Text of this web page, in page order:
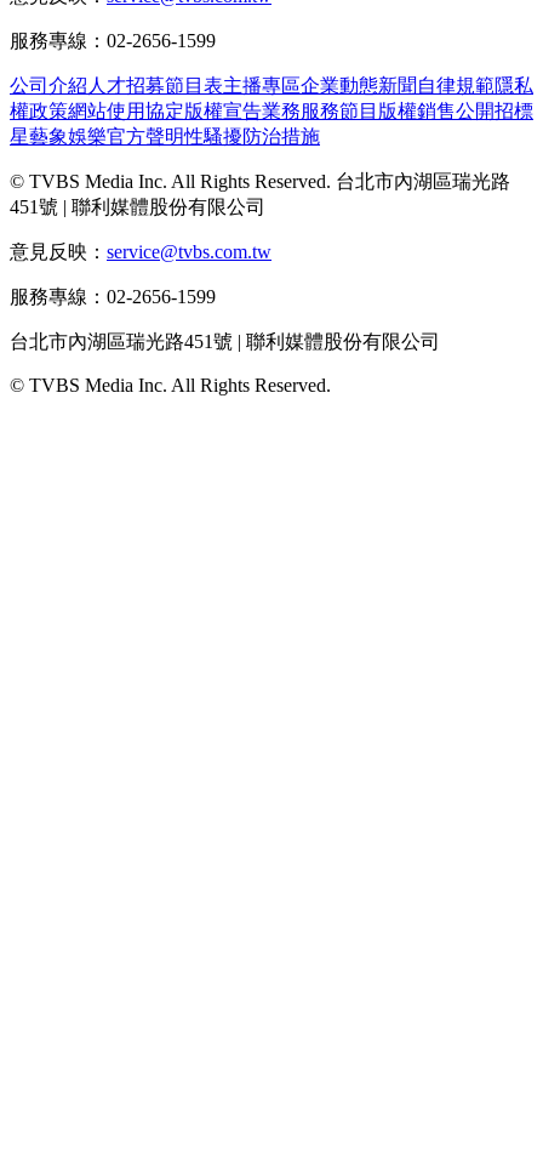
服務專線：02-2656-1599
公司介紹 人才招募節目表主播專區企業動態新聞自律規範隱私
權政策網站使用協定版權宣告業務服務節目版權銷售公開招標
星藝象娛樂官方聲明性騷擾防治措施
© TVBS Media Inc. All Rights Reserved. 台北市內湖區瑞光路
451號 | 聯利媒體股份有限公司
意見反映： service@tvbs.com.tw
服務專線：02-2656-1599
台北市內湖區瑞光路451號 | 聯利媒體股份有限公司
© TVBS Media Inc. All Rights Reserved.